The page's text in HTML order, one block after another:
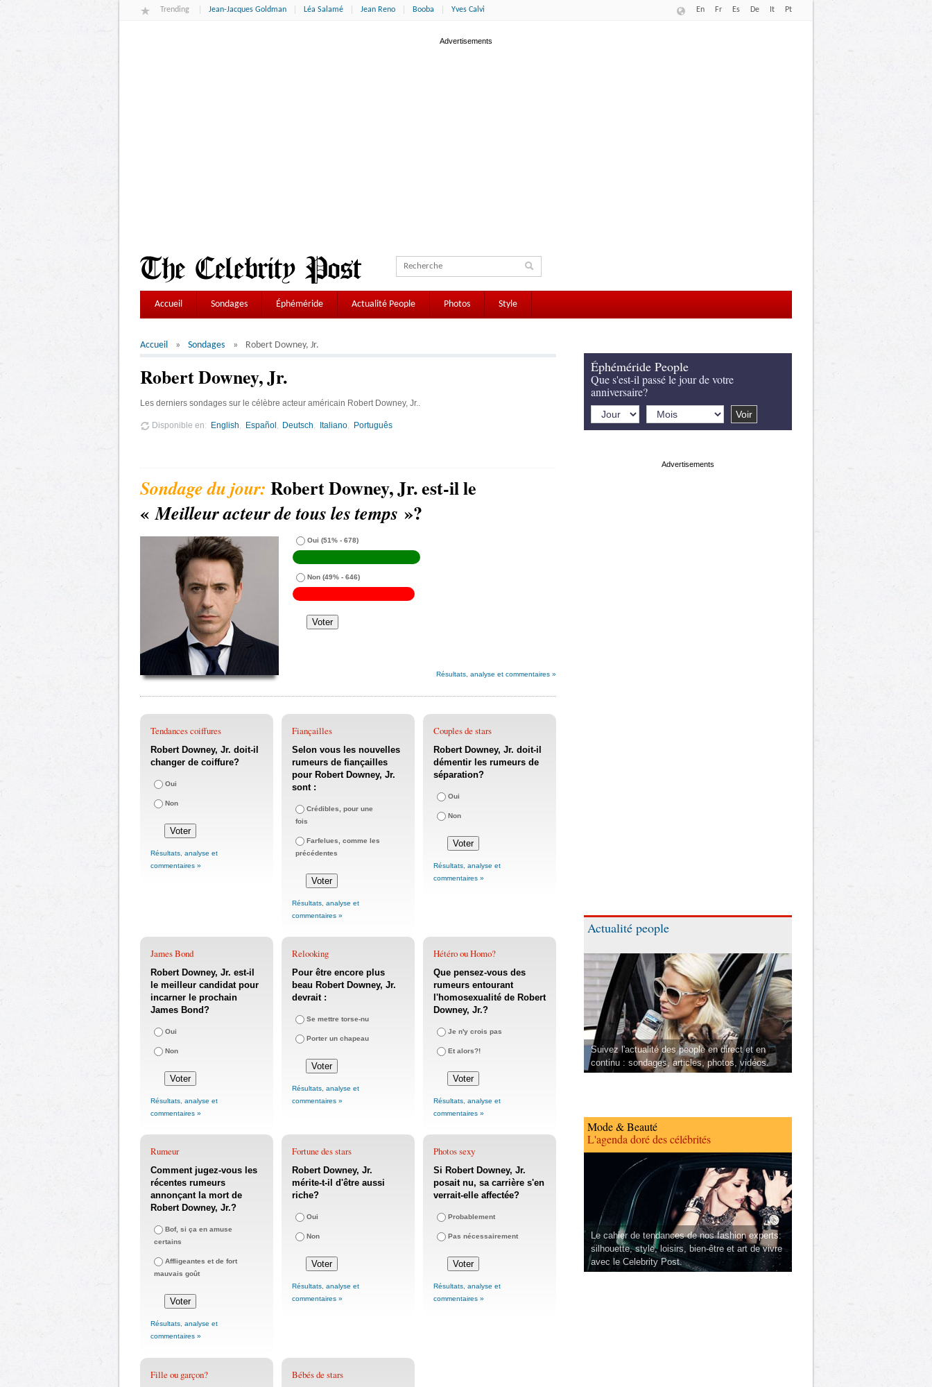
Trending Jean-Jacques Goldman Léa Salamé Jean Reno Booba Yves Calvi En Fr Es De It Pt
Accueil Sondages Éphéméride Actualité People Photos Style
Accueil Sondages Robert Downey, Jr.
Robert Downey, Jr.
Les derniers sondages sur le célèbre acteur américain Robert Downey, Jr..
Disponible en English Español Deutsch Italiano Português
Robert Downey, Jr. est-il le
«Meilleur acteur de tous les temps »?
Oui (51% - 678)
Non (49% - 646)
Résultats, analyse et commentaires »
Tendances coiffures
Robert Downey, Jr. doit-il
changer de coiffure?
Oui
Non
Résultats, analyse et
commentaires »
Fiançailles
Selon vous les nouvelles
rumeurs de fiançailles
pour Robert Downey, Jr.
sont :
Crédibles, pour une
fois
Farfelues, comme les
précédentes
Résultats, analyse et
commentaires »
Couples de stars
Robert Downey, Jr. doit-il
démentir les rumeurs de
séparation?
Oui
Non
Résultats, analyse et
commentaires »
James Bond
Robert Downey, Jr. est-il
le meilleur candidat pour
incarner le prochain
James Bond?
Oui
Non
Résultats, analyse et
commentaires »
Relooking
Pour être encore plus
beau Robert Downey, Jr.
devrait :
Se mettre torse-nu
Porter un chapeau
Résultats, analyse et
commentaires »
Hétéro ou Homo?
Que pensez-vous des
rumeurs entourant
l'homosexualité de Robert
Downey, Jr.?
Je n'y crois pas
Et alors?!
Résultats, analyse et
commentaires »
Rumeur
Comment jugez-vous les
récentes rumeurs
annonçant la mort de
Robert Downey, Jr.?
Bof, si ça en amuse
certains
Affligeantes et de fort
mauvais goût
Résultats, analyse et
commentaires »
Fortune des stars
Robert Downey, Jr.
mérite-t-il d'être aussi
riche?
Oui
Non
Résultats, analyse et
commentaires »
Photos sexy
Si Robert Downey, Jr.
posait nu, sa carrière s'en
verrait-elle affectée?
Probablement
Pas nécessairement
Résultats, analyse et
commentaires »
Fille ou garçon? Bébés de stars
Éphéméride People
Que s'est-il passé le jour de votre
anniversaire?
Actualité people
Suivez l'actualité des people en direct et en
continu : sondages, articles, photos, vidéos.
Mode & Beauté
L'agenda doré des célébrités
Le cahier de tendances de nos fashion experts:
silhouette, style, loisirs, bien-être et art de vivre
avec le Celebrity Post.